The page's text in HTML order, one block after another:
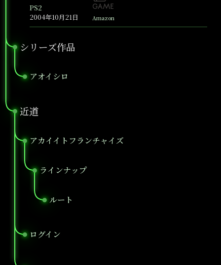
PS2
2004年10月21日
Amazon
シリーズ作品
●
アオイシロ
●
近道
●
アカイイトフランチャイズ
●
ラインナップ
●
ルート
●
ログイン
●